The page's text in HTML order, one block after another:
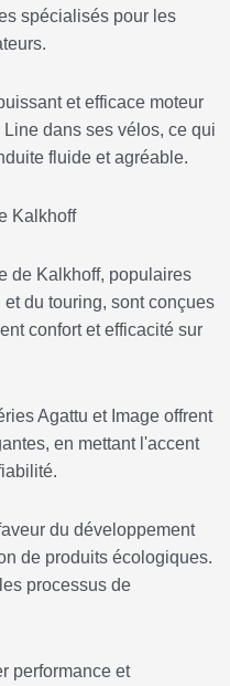
spécialisés pour les
et efficace moteur
dans ses vélos, ce qui
fluide et agréable.
de Kalkhoff, populaires
du touring, sont conçues
confort et efficacité sur
Agattu et Image offrent
en mettant l'accent
du développement
de produits écologiques.
processus de
performance et